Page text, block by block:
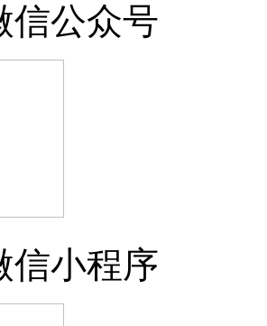
信公众号
信小程序